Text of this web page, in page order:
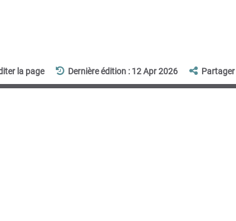
la page Dernière édition : 12 Apr 2026 Partager